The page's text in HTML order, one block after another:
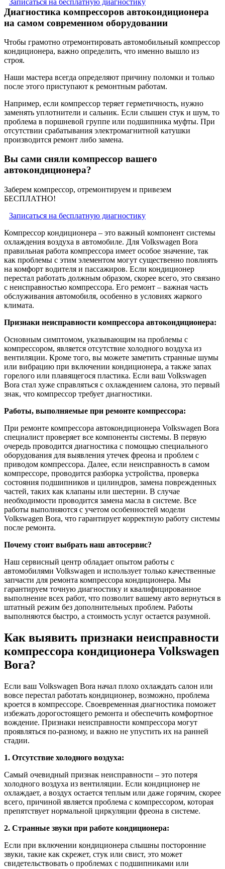
Диагностика компрессоров автокондиционера
на самом современном оборудовании
Чтобы грамотно отремонтировать автомобильный компрессор
кондиционера, важно определить, что именно вышло из
строя.
Наши мастера всегда определяют причину поломки и только
после этого приступают к ремонтным работам.
Например, если компрессор теряет герметичность, нужно
заменять уплотнители и сальник. Если слышен стук и шум, то
проблема в поршневой группе или подшипника муфты. При
отсутствии срабатывания электромагнитной катушки
производится ремонт либо замена.
Вы сами сняли компрессор вашего
автокондиционера?
Заберем компрессор, отремонтируем и привезем
БЕСПЛАТНО!
Записаться на бесплатную диагностику
Компрессор кондиционера – это важный компонент системы
охлаждения воздуха в автомобиле. Для Volkswagen Bora
правильная работа компрессора имеет особое значение, так
как проблемы с этим элементом могут существенно повлиять
на комфорт водителя и пассажиров. Если кондиционер
перестал работать должным образом, скорее всего, это связано
с неисправностью компрессора. Его ремонт – важная часть
обслуживания автомобиля, особенно в условиях жаркого
климата.
Признаки неисправности компрессора автокондиционера:
Основным симптомом, указывающим на проблемы с
компрессором, является отсутствие холодного воздуха из
вентиляции. Кроме того, вы можете заметить странные шумы
или вибрацию при включении кондиционера, а также запах
горелого или плавящегося пластика. Если ваш Volkswagen
Bora стал хуже справляться с охлаждением салона, это первый
знак, что компрессор требует диагностики.
Работы, выполняемые при ремонте компрессора:
При ремонте компрессора автокондиционера Volkswagen Bora
специалист проверяет все компоненты системы. В первую
очередь проводится диагностика с помощью специального
оборудования для выявления утечек фреона и проблем с
приводом компрессора. Далее, если неисправность в самом
компрессоре, проводится разборка устройства, проверка
состояния подшипников и цилиндров, замена поврежденных
частей, таких как клапаны или шестерни. В случае
необходимости проводится замена масла в системе. Все
работы выполняются с учетом особенностей модели
Volkswagen Bora, что гарантирует корректную работу системы
после ремонта.
Почему стоит выбрать наш автосервис?
Наш сервисный центр обладает опытом работы с
автомобилями Volkswagen и использует только качественные
запчасти для ремонта компрессора кондиционера. Мы
гарантируем точную диагностику и квалифицированное
выполнение всех работ, что позволит вашему авто вернуться в
штатный режим без дополнительных проблем. Работы
выполняются быстро, а стоимость услуг остается разумной.
Как выявить признаки неисправности
компрессора кондиционера Volkswagen
Bora?
Если ваш Volkswagen Bora начал плохо охлаждать салон или
вовсе перестал работать кондиционер, возможно, проблема
кроется в компрессоре. Своевременная диагностика поможет
избежать дорогостоящего ремонта и обеспечить комфортное
вождение. Признаки неисправности компрессора могут
проявляться по-разному, и важно не упустить их на ранней
стадии.
1. Отсутствие холодного воздуха:
Самый очевидный признак неисправности – это потеря
холодного воздуха из вентиляции. Если кондиционер не
охлаждает, а воздух остается теплым или даже горячим, скорее
всего, причиной является проблема с компрессором, которая
препятствует нормальной циркуляции фреона в системе.
2. Странные звуки при работе кондиционера:
Если при включении кондиционера слышны посторонние
звуки, такие как скрежет, стук или свист, это может
свидетельствовать о проблемах с подшипниками или